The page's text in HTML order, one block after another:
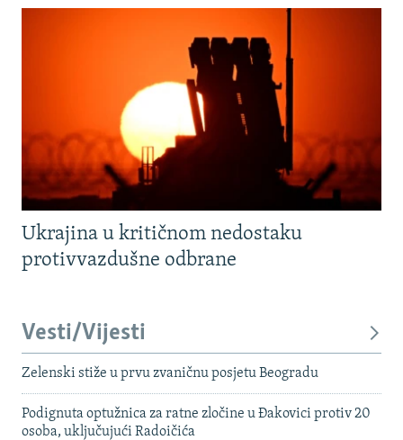
Ukrajina u kritičnom nedostaku
protivvazdušne odbrane
Vesti/Vijesti
Zelenski stiže u prvu zvaničnu posjetu Beogradu
Podignuta optužnica za ratne zločine u Đakovici protiv 20
osoba, uključujući Radoičića